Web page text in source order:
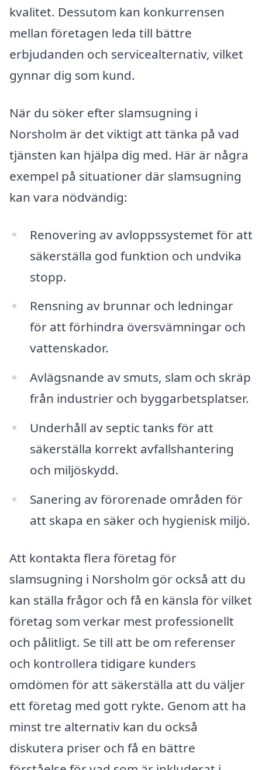
kvalitet. Dessutom kan konkurrensen
mellan företagen leda till bättre
erbjudanden och servicealternativ, vilket
gynnar dig som kund.
När du söker efter slamsugning i
Norsholm är det viktigt att tänka på vad
tjänsten kan hjälpa dig med. Här är några
exempel på situationer där slamsugning
kan vara nödvändig:
Renovering av avloppssystemet för att
säkerställa god funktion och undvika
stopp.
Rensning av brunnar och ledningar
för att förhindra översvämningar och
vattenskador.
Avlägsnande av smuts, slam och skräp
från industrier och byggarbetsplatser.
Underhåll av septic tanks för att
säkerställa korrekt avfallshantering
och miljöskydd.
Sanering av förorenade områden för
att skapa en säker och hygienisk miljö.
Att kontakta flera företag för
slamsugning i Norsholm gör också att du
kan ställa frågor och få en känsla för vilket
företag som verkar mest professionellt
och pålitligt. Se till att be om referenser
och kontrollera tidigare kunders
omdömen för att säkerställa att du väljer
ett företag med gott rykte. Genom att ha
minst tre alternativ kan du också
diskutera priser och få en bättre